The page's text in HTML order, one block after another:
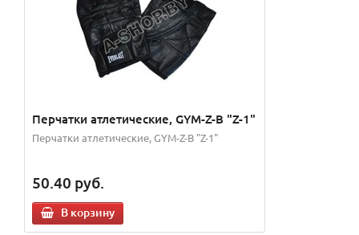
Перчатки атлетические, GYM-Z-B "Z-1"
Перчатки атлетические, GYM-Z-B "Z-1"
50.40 руб.
В корзину